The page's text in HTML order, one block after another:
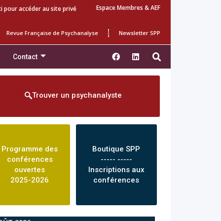
pour accéder au site privé Espace Membres & AEF
Revue Française de Psychanalyse Newsletter SPP
Contact
Trouver un psychanalyste
Programme des
conférences
ouvertes
2025-2026
Boutique SPP
----- -----
Inscriptions aux
conférences